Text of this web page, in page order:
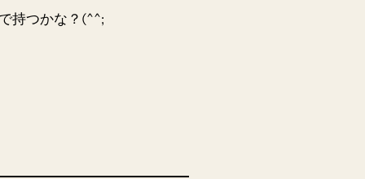
持つかな？(^^;